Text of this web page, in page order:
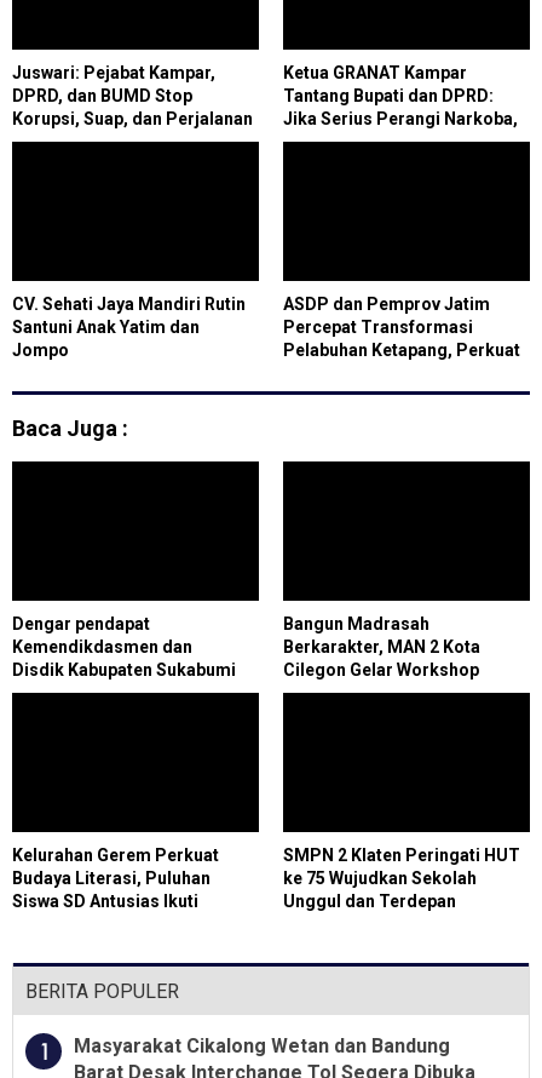
Juswari: Pejabat Kampar,
DPRD, dan BUMD Stop
Korupsi, Suap, dan Perjalanan
Dinas Fiktif
Ketua GRANAT Kampar
Tantang Bupati dan DPRD:
Jika Serius Perangi Narkoba,
Buktikan dengan Tes Urine
CV. Sehati Jaya Mandiri Rutin
Santuni Anak Yatim dan
Jompo
ASDP dan Pemprov Jatim
Percepat Transformasi
Pelabuhan Ketapang, Perkuat
Baca Juga :
Dengar pendapat
Kemendikdasmen dan
Disdik Kabupaten Sukabumi
Bangun Madrasah
Berkarakter, MAN 2 Kota
Cilegon Gelar Workshop
Kurikulum Berbasis Cinta
Kelurahan Gerem Perkuat
Budaya Literasi, Puluhan
Siswa SD Antusias Ikuti
SMPN 2 Klaten Peringati HUT
ke 75 Wujudkan Sekolah
Unggul dan Terdepan
BERITA POPULER
1
Masyarakat Cikalong Wetan dan Bandung
Barat Desak Interchange Tol Segera Dibuka